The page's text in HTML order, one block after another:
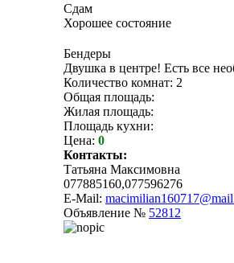
Сдам
Хорошее состояние
Бендеры
Двушка в центре! Есть все
Количество комнат: 2
Общая площадь:
Жилая площадь:
Площадь кухни:
Цена: 0
Контакты:
Татьяна Максимовна
077885160,077596276
E-Mail:
Объявление № 52812